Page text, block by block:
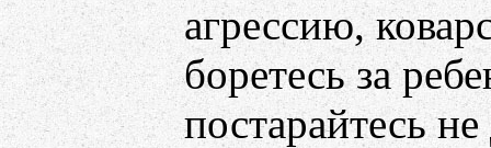
агрессию,
боретесь за
постарайтесь